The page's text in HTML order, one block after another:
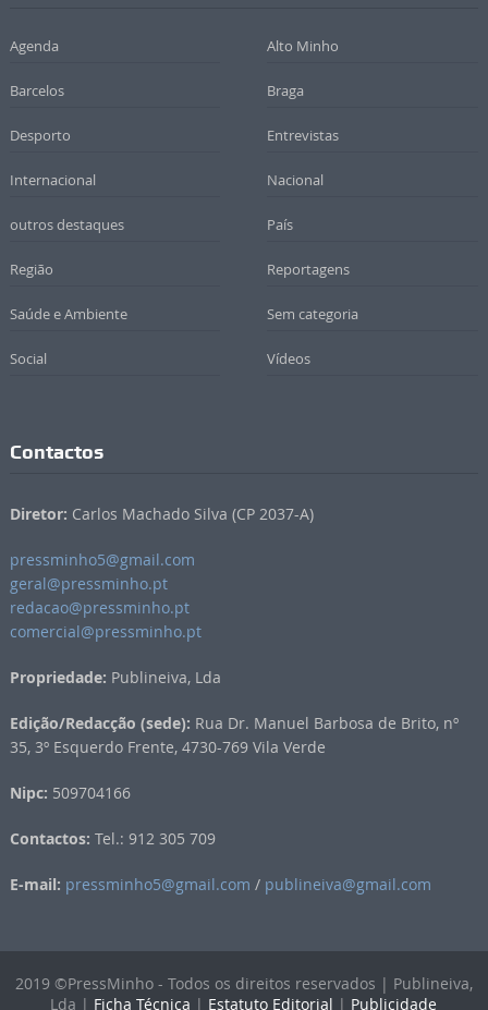
Agenda Alto Minho
Barcelos Braga
Desporto Entrevistas
Internacional Nacional
outros destaques País
Região Reportagens
Saúde e Ambiente Sem categoria
Social Vídeos
Contactos
Diretor: Carlos Machado Silva (CP 2037-A)
pressminho5@gmail.com
geral@pressminho.pt
redacao@pressminho.pt
comercial@pressminho.pt
Propriedade: Publineiva, Lda
Edição/Redacção (sede): Rua Dr. Manuel Barbosa de Brito, nº
35, 3º Esquerdo Frente, 4730-769 Vila Verde
Nipc: 509704166
Contactos: Tel.: 912 305 709
E-mail: pressminho5@gmail.com / publineiva@gmail.com
2019 ©PressMinho - Todos os direitos reservados | Publineiva,
Lda | Ficha Técnica | Estatuto Editorial | Publicidade